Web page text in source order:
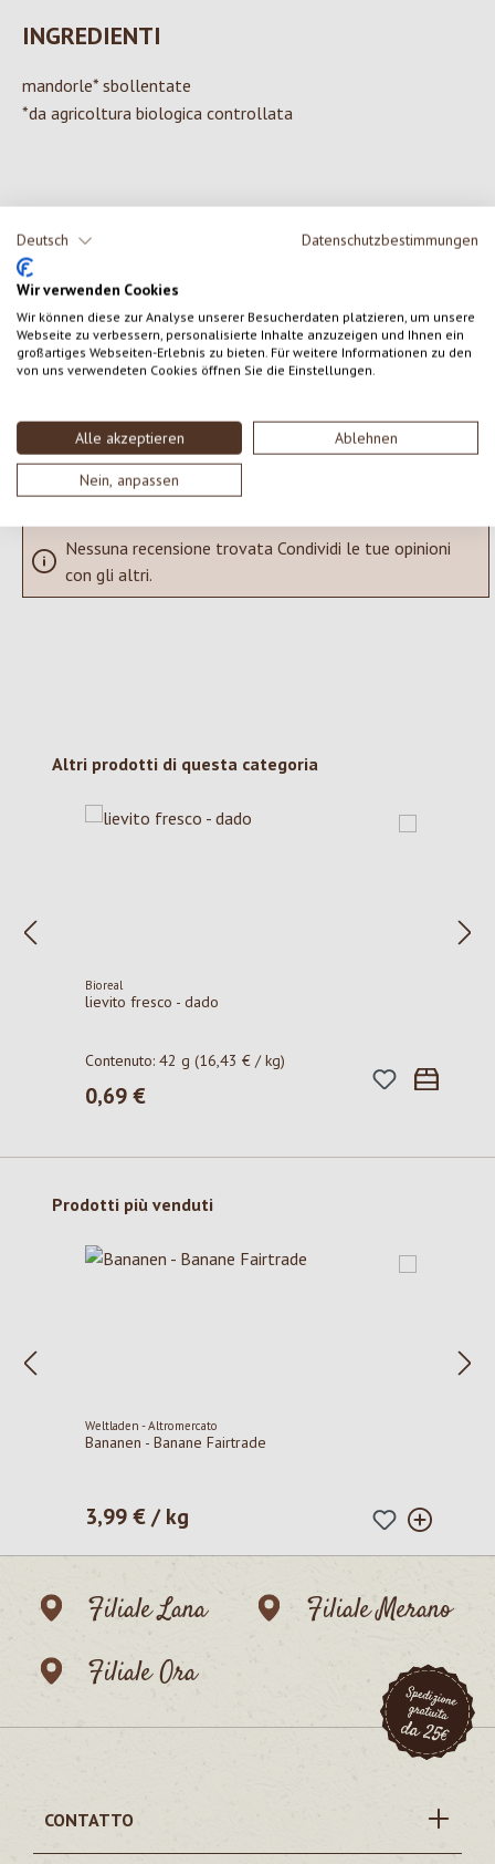
Deutsch Datenschutzbestimmungen
Wir verwenden Cookies
Wir können diese zur Analyse unserer Besucherdaten platzieren, um unsere
Webseite zu verbessern, personalisierte Inhalte anzuzeigen und Ihnen ein
großartiges Webseiten-Erlebnis zu bieten. Für weitere Informationen zu den
von uns verwendeten Cookies öffnen Sie die Einstellungen.
Alle akzeptieren Ablehnen
Nein, anpassen
INGREDIENTI
mandorle* sbollentate
*da agricoltura biologica controllata
Valutazione media di 0 su 5 stelle
Formula una valutazione!
Condividi le tue esperienze con il prodotto con altri clienti.
Visualizza le valutazioni solo nella lingua corrente.
Nessuna recensione trovata Condividi le tue opinioni
con gli altri.
Salta la galleria dei prodotti
Altri prodotti di questa categoria
Bioreal
lievito fresco - dado
Contenuto:42 g(16,43 € / kg)
Prezzo normale:
0,69 €
Salta la galleria dei prodotti
Prodotti più venduti
Weltladen - Altromercato
Bananen - Banane Fairtrade
Prezzo normale:
3,99 € / kg
Filiale Lana
Filiale Merano
Filiale Ora
CONTATTO